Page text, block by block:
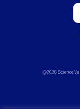
@2026 Science